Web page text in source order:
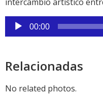
Reproductor
de
00:00
Relacionadas
No related photos.